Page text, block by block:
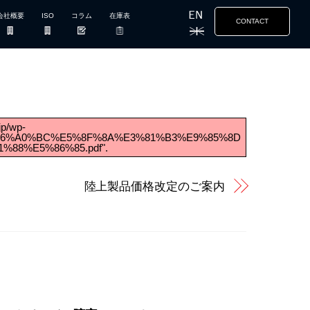
社概要 ISO コラム 在庫表
CONTACT
wp-
陸上製品価格改定のご案内